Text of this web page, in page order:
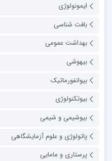
ایمونولوژی
بافت شناسی
بهداشت عمومی
بیهوشی
بیوانفورماتیک
بیوتکنولوژی
بیوشیمی و شیمی
پاتولوژی و علوم آزمایشگاهی
پرستاری و مامایی